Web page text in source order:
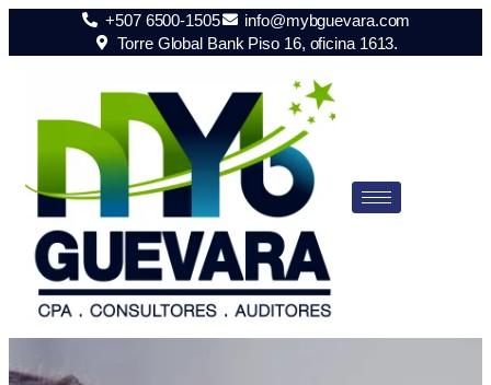
+507 6500-1505
info@mybguevara.com
Torre Global Bank Piso 16, oficina 1613.